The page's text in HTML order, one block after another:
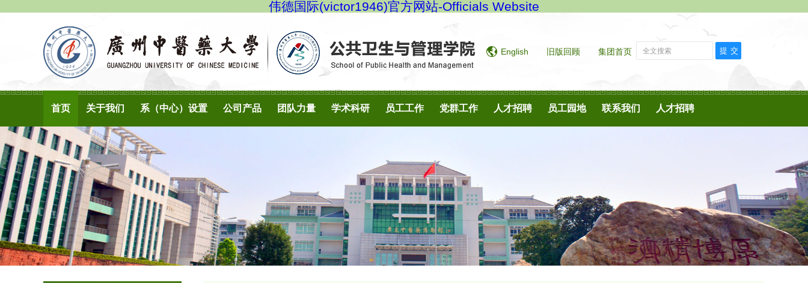
伟德国际(victor1946)官方网站-Officials Website
English 旧版回顾 集团首页
首页 关于我们 系（中心）设置 公司产品 团队力量 学术科研 员工工作 党群工作 人才招聘 员工园地 联系我们 人才招聘